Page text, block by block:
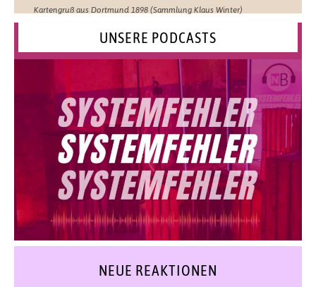
Kartengruß aus Dortmund 1898 (Sammlung Klaus Winter)
UNSERE PODCASTS
NEUE REAKTIONEN